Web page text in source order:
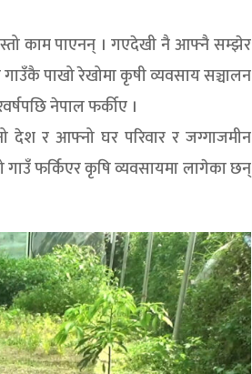
काम पाएनन् । गएदेखी नै आफ्नै सम्झेर
पाखो रेखोमा कृषी व्यवसाय सञ्चालन
नेपाल फर्कीए ।
र आफ्नो घर परिवार र जग्गाजमीन
फर्किएर कृषि व्यवसायमा लागेका छन्